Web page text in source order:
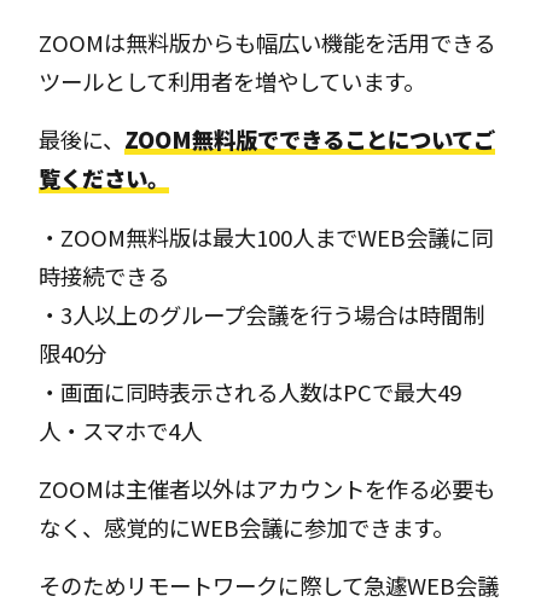
ZOOMは無料版からも幅広い機能を活用できる
ツールとして利用者を増やしています。
最後に、 ZOOM無料版でできることについてご
覧ください。
・ZOOM無料版は最大100人までWEB会議に同
時接続できる
・3人以上のグループ会議を行う場合は時間制
限40分
・画面に同時表示される人数はPCで最大49
人・スマホで4人
ZOOMは主催者以外はアカウントを作る必要も
なく、感覚的にWEB会議に参加できます。
そのためリモートワークに際して急遽WEB会議